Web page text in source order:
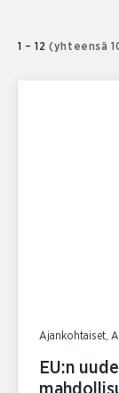
1 – 12 (yhteensä
Ajankohtaiset,
EU:n